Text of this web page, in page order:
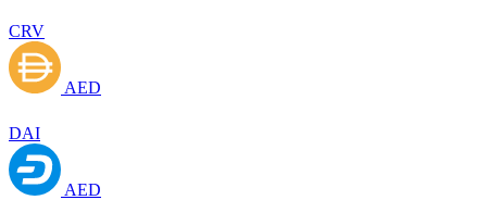
CRV
AED
DAI
AED